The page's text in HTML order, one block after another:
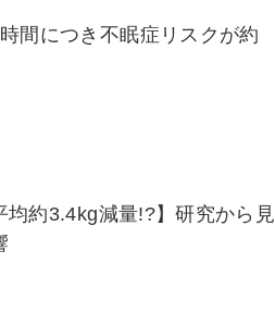
間につき不眠症リスクが約
均約3.4kg減量!?】研究から見